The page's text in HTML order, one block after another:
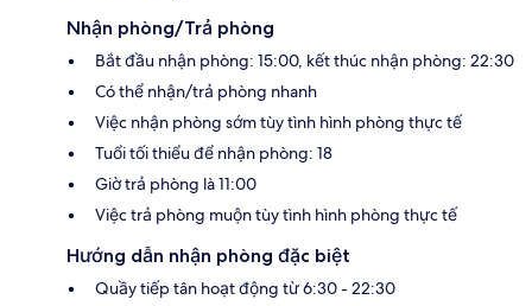
Nhận phòng/Trả phòng
Bắt đầu nhận phòng: 15:00, kết thúc nhận phòng: 22:30
Có thể nhận/trả phòng nhanh
Việc nhận phòng sớm tùy tình hình phòng thực tế
Tuổi tối thiểu để nhận phòng: 18
Giờ trả phòng là 11:00
Việc trả phòng muộn tùy tình hình phòng thực tế
Hướng dẫn nhận phòng đặc biệt
Quầy tiếp tân hoạt động từ 6:30 - 22:30